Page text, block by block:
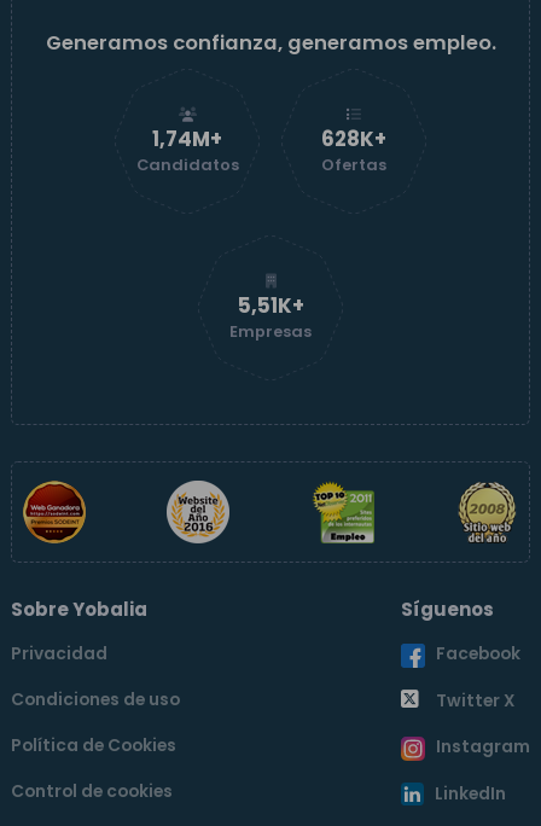
Generamos confianza, generamos empleo.
1,74M+
Candidatos
629K+
Ofertas
5,51K+
Empresas
Sobre Yobalia
Privacidad
Condiciones de uso
Política de Cookies
Control de cookies
Síguenos
Facebook
Twitter X
Instagram
LinkedIn